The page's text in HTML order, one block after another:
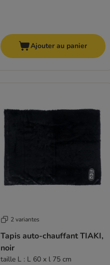
Ajouter au panier
2 variantes
Tapis auto-chauffant TIAKI,
noir
taille L : L 60 x l 75 cm